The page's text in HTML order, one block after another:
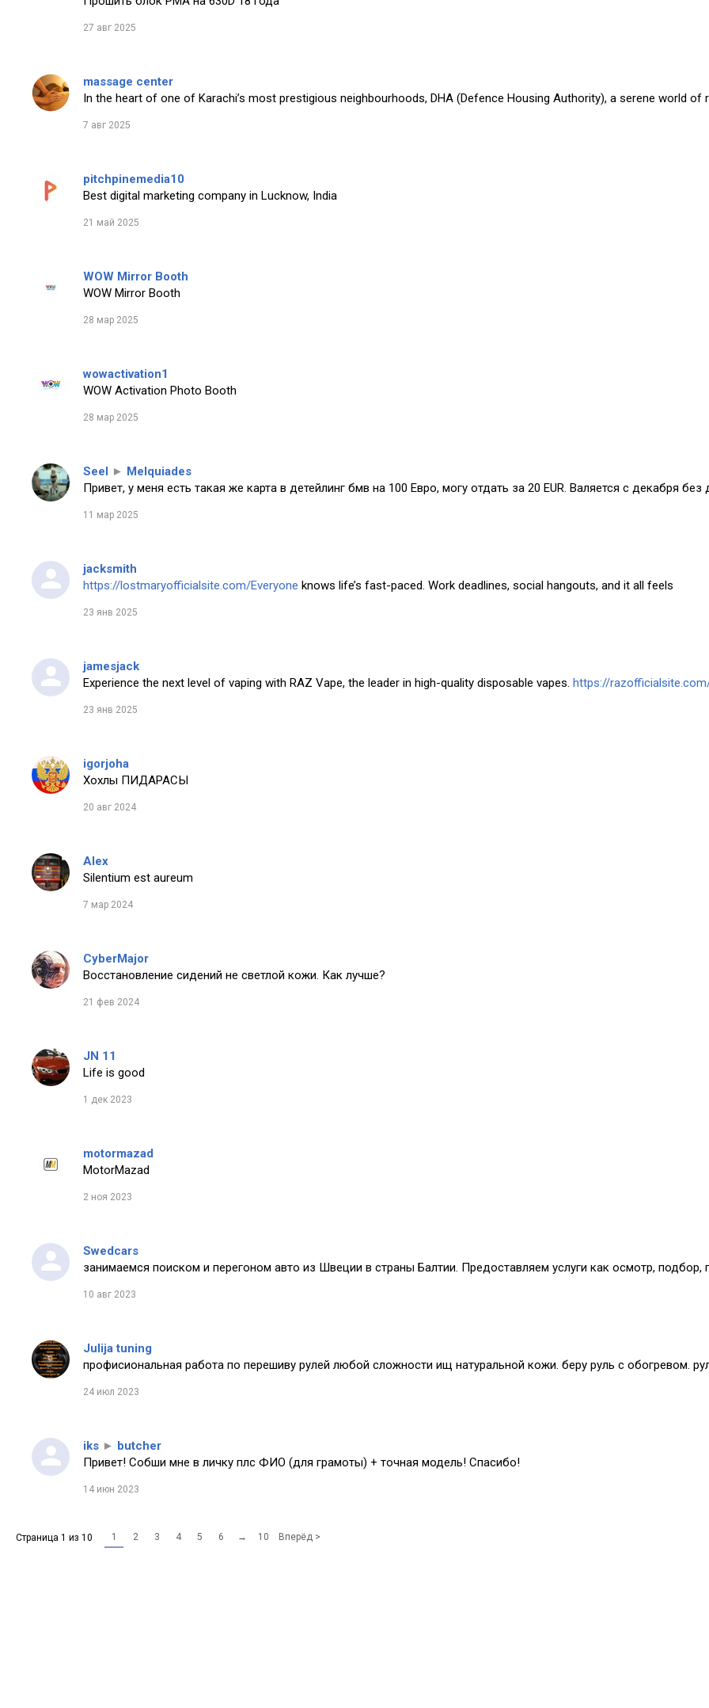
27 авг 2025
massage center
In the heart of one of Karachi’s most prestigious neighbourhoods, DHA (Defence Housing Authority), a serene world of
7 авг 2025
pitchpinemedia10
Best digital marketing company in Lucknow, India
21 май 2025
WOW Mirror Booth
WOW Mirror Booth
28 мар 2025
wowactivation1
WOW Activation Photo Booth
28 мар 2025
Seel ► Melquiades
Привет, у меня есть такая же карта в детейлинг бмв на 100 Евро, могу отдать за 20 EUR. Валяется с декабря без
11 мар 2025
jacksmith
https://lostmaryofficialsite.com/Everyone knows life’s fast-paced. Work deadlines, social hangouts, and it all feels
23 янв 2025
jamesjack
Experience the next level of vaping with RAZ Vape, the leader in high-quality disposable vapes. https://
23 янв 2025
igorjoha
Хохлы ПИДАРАСЫ
20 авг 2024
Alex
Silentium est aureum
7 мар 2024
CyberMajor
Восстановление сидений не светлой кожи. Как лучше?
21 фев 2024
JN 11
Life is good
1 дек 2023
motormazad
MotorMazad
2 ноя 2023
Swedcars
занимаемся поиском и перегоном авто из Швеции в страны Балтии. Предоставляем услуги как осмотр, подбор,
10 авг 2023
Julija tuning
профисиональная работа по перешиву рулей любой сложности ищ натуральной кожи. беру руль с обогревом.
24 июл 2023
iks ► butcher
Привет! Собши мне в личку плс ФИО (для грамоты) + точная модель! Спасибо!
14 июн 2023
Страница 1 из 10 1 2 3 4 5 6 → 10 Вперёд >